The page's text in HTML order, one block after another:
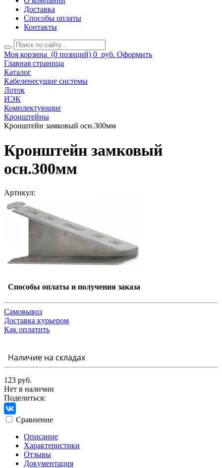
Доставка
Способы оплаты
Контакты
Моя корзина (0 позиций) 0 руб. Оформить
Главная страница
Каталог
Кабеленесущие системы
Лоток
ИЭК
Комплектующие
Кронштейны
Кронштейн замковый осн.300мм
Кронштейн замковый
осн.300мм
Артикул:
Способы оплаты и получения заказа
Самовывоз
Доставка курьером
Как оплатить
Наличие на складах
123 руб.
Нет в наличии
Поделиться:
Сравнение
Описание
Характеристики
Отзывы
Документация